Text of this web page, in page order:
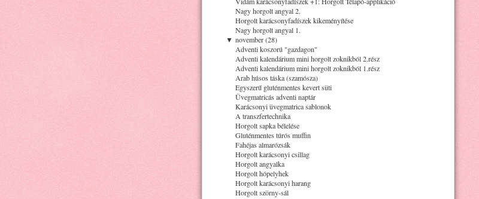
Nagy horgolt angyal 2.
Horgolt karácsonyfadíszek kikeményítése
Nagy horgolt angyal 1.
▼ november (28)
Adventi koszorú "gazdagon"
Adventi kalendárium mini horgolt zoknikból 2.rész
Adventi kalendárium mini horgolt zoknikból 1.rész
Arab húsos táska (szamósza)
Egyszerű gluténmentes kevert süti
Üvegmatricás adventi naptár
Karácsonyi üvegmatrica sablonok
A transzfertechnika
Horgolt sapka bélelése
Gluténmentes túrós muffin
Fahéjas almarózsák
Horgolt karácsonyi csillag
Horgolt angyalka
Horgolt hópelyhek
Horgolt karácsonyi harang
Horgolt szörny-sál